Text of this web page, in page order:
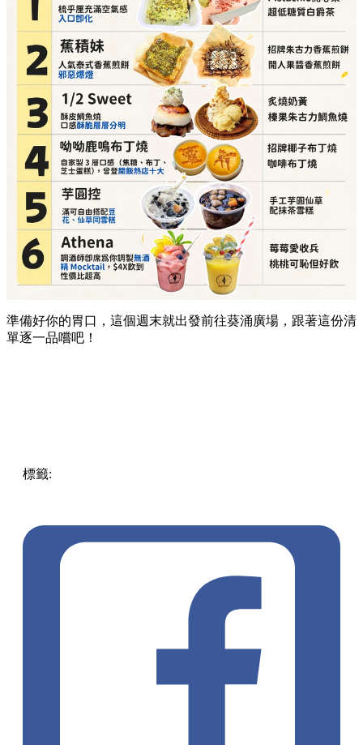
準備好你的胃口，這個週末就出發前往葵涌廣場，跟著這份清
單逐一品嚐吧！
標籤: